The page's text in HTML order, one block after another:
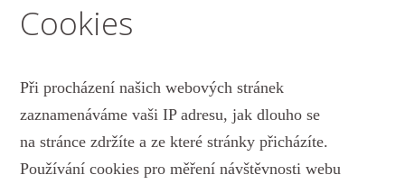
Cookies
Při procházení našich webových stránek
zaznamenáváme vaši IP adresu, jak dlouho se
na stránce zdržíte a ze které stránky přicházíte.
Používání cookies pro měření návštěvnosti webu